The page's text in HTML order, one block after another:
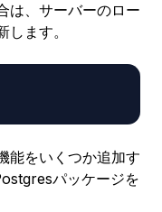
は、サーバーのロー
ます。
能をいくつか追加す
パッケージを
。